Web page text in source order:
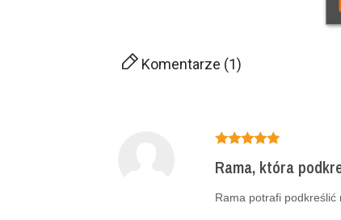
Komentarze (1)
Rama, która
Rama potrafi